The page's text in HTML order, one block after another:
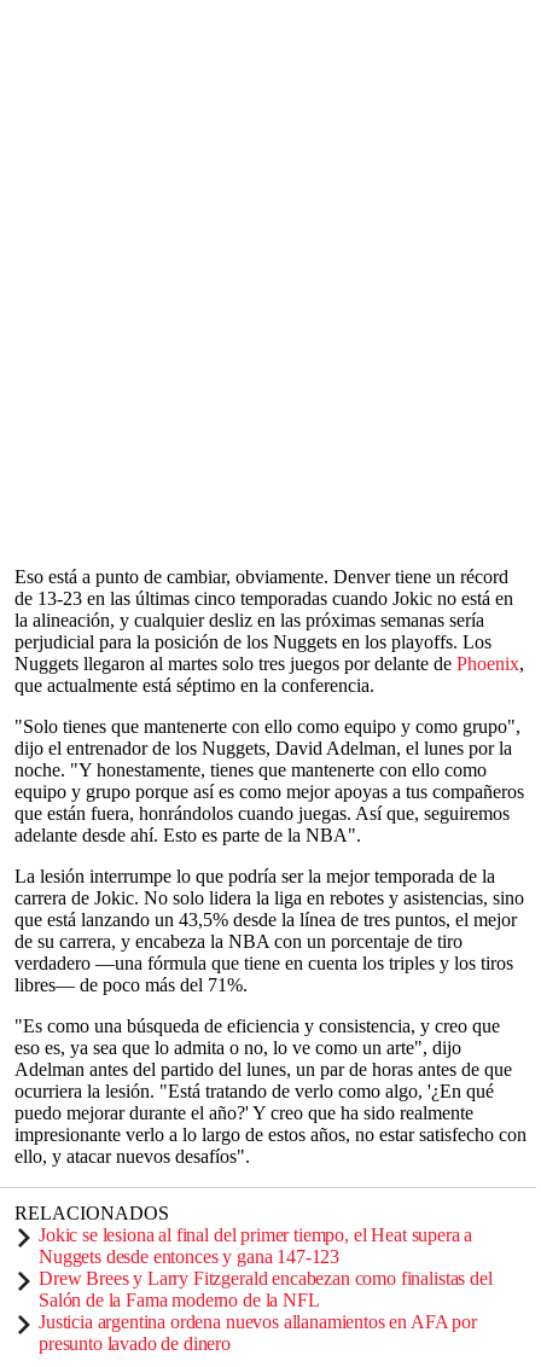
Eso está a punto de cambiar, obviamente. Denver tiene un récord
de 13-23 en las últimas cinco temporadas cuando Jokic no está en
la alineación, y cualquier desliz en las próximas semanas sería
perjudicial para la posición de los Nuggets en los playoffs. Los
Nuggets llegaron al martes solo tres juegos por delante de Phoenix,
que actualmente está séptimo en la conferencia.
"Solo tienes que mantenerte con ello como equipo y como grupo",
dijo el entrenador de los Nuggets, David Adelman, el lunes por la
noche. "Y honestamente, tienes que mantenerte con ello como
equipo y grupo porque así es como mejor apoyas a tus compañeros
que están fuera, honrándolos cuando juegas. Así que, seguiremos
adelante desde ahí. Esto es parte de la NBA".
La lesión interrumpe lo que podría ser la mejor temporada de la
carrera de Jokic. No solo lidera la liga en rebotes y asistencias, sino
que está lanzando un 43,5% desde la línea de tres puntos, el mejor
de su carrera, y encabeza la NBA con un porcentaje de tiro
verdadero —una fórmula que tiene en cuenta los triples y los tiros
libres— de poco más del 71%.
"Es como una búsqueda de eficiencia y consistencia, y creo que
eso es, ya sea que lo admita o no, lo ve como un arte", dijo
Adelman antes del partido del lunes, un par de horas antes de que
ocurriera la lesión. "Está tratando de verlo como algo, '¿En qué
puedo mejorar durante el año?' Y creo que ha sido realmente
impresionante verlo a lo largo de estos años, no estar satisfecho con
ello, y atacar nuevos desafíos".
RELACIONADOS
Jokic se lesiona al final del primer tiempo, el Heat supera a
Nuggets desde entonces y gana 147-123
Drew Brees y Larry Fitzgerald encabezan como finalistas del
Salón de la Fama moderno de la NFL
Justicia argentina ordena nuevos allanamientos en AFA por
presunto lavado de dinero